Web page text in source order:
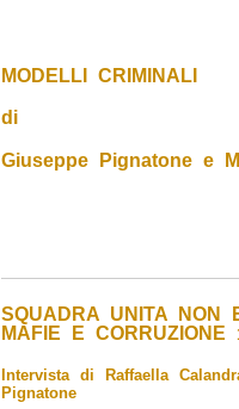
MODELLI CRIMINALI
di
Giuseppe Pignatone e
SQUADRA UNITA NON
MAFIE E CORRUZIONE
Intervista di Raffaella
Pignatone